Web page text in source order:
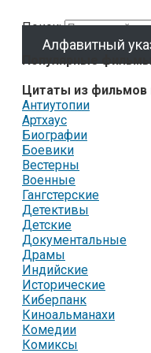
Поиск:
Алфавитный
Популярные
Цитаты из фильмов
Антиутопии
Артхаус
Биографии
Боевики
Вестерны
Военные
Гангстерские
Детективы
Детские
Документальные
Драмы
Индийские
Исторические
Киберпанк
Киноальманахи
Комедии
Комиксы